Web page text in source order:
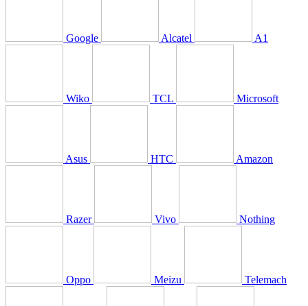
Google Alcatel A1
Wiko TCL Microsoft
Asus HTC Amazon
Razer Vivo Nothing
Oppo Meizu Telemach